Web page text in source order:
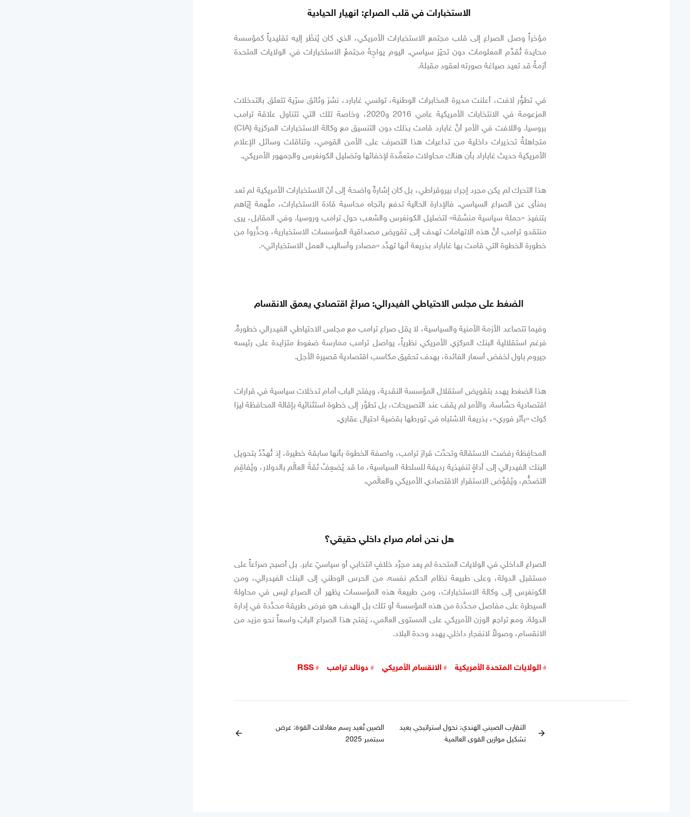
الاستخبارات في قلب الصراع: انهيار الحيادية
مؤخراً وصل الصراع إلى قلب مجتمع الاستخبارات الأمريكي، الذي كان يُنظَر إليه تقليدياً كمؤسسة
محايدة تُقدِّم المعلومات دون تحيّز سياسي. اليوم يواجِهُ مجتمعُ الاستخبارات في الولايات المتحدة
أزمةً قد تعيد صياغة صورته لعقود مقبلة.
في تطوُّر لافت، أعلنت مديرة المخابرات الوطنية، تولسي غابارد، نشرَ وثائق سرّية تتعلق بالتدخلات
المزعومة في الانتخابات الأمريكية عامي 2016 و2020، وخاصة تلك التي تتناول علاقة ترامب
بروسيا. واللافت في الأمر أنَّ غابارد قامت بذلك دون التنسيق مع وكالة الاستخبارات المركزية (CIA)
متجاهلةً تحذيرات داخلية من تداعيات هذا التصرف على الأمن القومي، وتناقلت وسائل الإعلام
الأمريكية حديث غاباراد بأن هناك محاولات متعمَّدة لإخفائها وتضليل الكونغرس والجمهور الأمريكي.
هذا التحرك لم يكن مجرد إجراء بيروقراطي، بل كان إشارةً واضحة إلى أنّ الاستخبارات الأمريكية لم تعد
بمنأى عن الصراع السياسي. فالإدارة الحالية تدفع باتجاه محاسبة قادة الاستخبارات، متَّهمة إيّاهم
بتنفيذ «حملة سياسية منسَّقة» لتضليل الكونغرس والشعب حول ترامب وروسيا. وفي المقابل، يرى
منتقدو ترامب أنَّ هذه الاتهامات تهدف إلى تقويض مصداقية المؤسسات الاستخبارية، وحذَّروا من
خطورة الخطوة التي قامت بها غاباراد بذريعة أنها تهدِّد «مصادر وأساليب العمل الاستخباراتي».
الضغط على مجلس الاحتياطي الفيدرالي: صراعٌ اقتصادي يعمق الانقسام
وفيما تتصاعد الأزمة الأمنية والسياسية، لا يقل صراع ترامب مع مجلس الاحتياطي الفيدرالي خطورةً.
فرغم استقلالية البنك المركزي الأمريكي نظرياً، يواصل ترامب ممارسة ضغوط متزايدة على رئيسه
جيروم باول لخفض أسعار الفائدة، بهدف تحقيق مكاسب اقتصادية قصيرة الأجل.
هذا الضغط يهدد بتقويض استقلال المؤسسة النقدية، ويفتح الباب أمام تدخلات سياسية في قرارات
اقتصادية حسَّاسة. والأمر لم يقف عند التصريحات، بل تطوَّر إلى خطوة استثنائية بإقالة المحافظة ليزا
كوك «بأثر فوري»، بذريعة الاشتباه في تورطها بقضية احتيال عقاري.
المحافِظة رفضت الاستقالة وتحدَّت قرارَ ترامب، واصفة الخطوة بأنها سابقة خطيرة، إذ تُهدِّدُ بتحويل
البنك الفيدرالي إلى أداةٍ تنفيذية رديفة للسلطة السياسية، ما قد يُضعِفُ ثقةَ العالَم بالدولار، ويُفاقِم
التضخُّم، ويُقوِّض الاستقرار الاقتصادي الأمريكي والعالَمي.
هل نحن أمام صراع داخلي حقيقي؟
الصراع الداخلي في الولايات المتحدة لم يعد مجرَّد خلافٍ انتخابي أو سياسيّ عابر. بل أصبح صراعاً على
مستقبل الدولة، وعلى طبيعة نظام الحكم نفسه. من الحرس الوطني إلى البنك الفيدرالي، ومن
الكونغرس إلى وكالة الاستخبارات، ومن طبيعة هذه المؤسسات يظهر أن الصراع ليس في محاولة
السيطرة على مفاصل محدَّدة من هذه المؤسسة أو تلك بل الهدف هو فرض طريقة محدَّدة في إدارة
الدولة. ومع تراجع الوزن الأمريكي على المستوى العالمي، يَفتح هذا الصراع البابَ واسعاً نحو مزيد من
الانقسام، وصولاً لانفجار داخلي يهدد وحدة البلاد.
الولايات المتحدة الأمريكية الانقسام الأمريكي دونالد ترامب RSS
arrow_forward
التقارب الصيني الهندي: تحول استراتيجي يعيد
تشكيل موازين القوى العالمية
الصين تُعيد رسم معادلات القوة: عرض
سبتمبر 2025
arrow_back